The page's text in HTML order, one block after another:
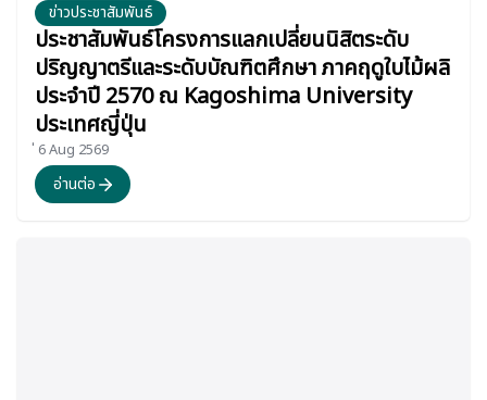
ข่าวประชาสัมพันธ์
ประชาสัมพันธ์โครงการแลกเปลี่ยนนิสิตระดับ
ปริญญาตรีและระดับบัณฑิตศึกษา ภาคฤดูใบไม้ผลิ
ประจำปี 2570 ณ Kagoshima University
ประเทศญี่ปุ่น
่ 6 Aug 2569
อ่านต่อ